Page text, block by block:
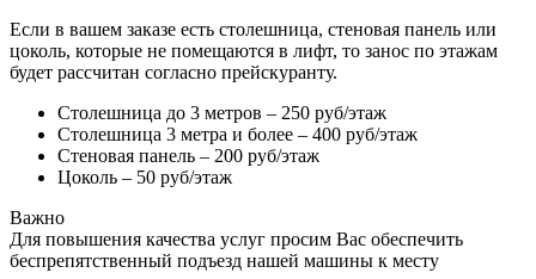
Если в вашем заказе есть столешница, стеновая панель или
цоколь, которые не помещаются в лифт, то занос по этажам
будет рассчитан согласно прейскуранту.
Столешница до 3 метров – 250 руб/этаж
Столешница 3 метра и более – 400 руб/этаж
Стеновая панель – 200 руб/этаж
Цоколь – 50 руб/этаж
Важно
Для повышения качества услуг просим Вас обеспечить
беспрепятственный подъезд нашей машины к месту